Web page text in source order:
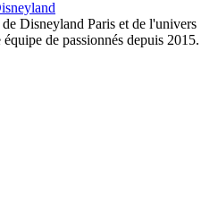
Disneyland Paris et de l'univers
de passionnés depuis 2015.